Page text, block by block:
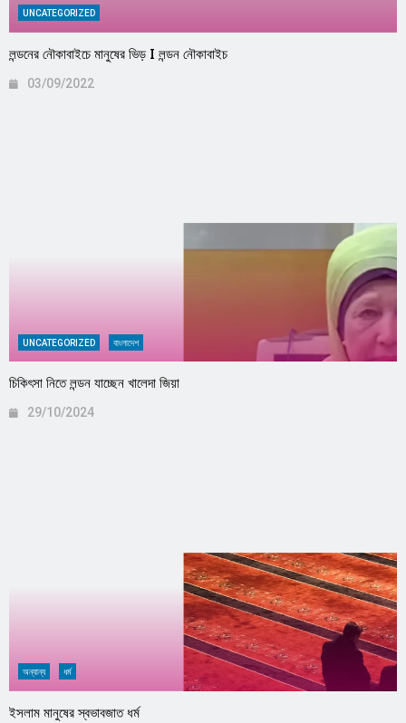
UNCATEGORIZED
লন্ডনের নৌকাবাইচে মানুষের ভিড় I লন্ডন নৌকাবাইচ
03/09/2022
UNCATEGORIZED বাংলাদেশ
চিকিৎসা নিতে লন্ডন যাচ্ছেন খালেদা জিয়া
29/10/2024
অন্যান্য ধর্ম
ইসলাম মানুষের স্বভাবজাত ধর্ম